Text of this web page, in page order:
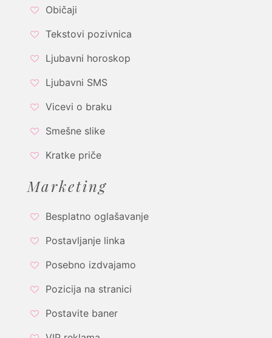
Običaji
Tekstovi pozivnica
Ljubavni horoskop
Ljubavni SMS
Vicevi o braku
Smešne slike
Kratke priče
Marketing
Besplatno oglašavanje
Postavljanje linka
Posebno izdvajamo
Pozicija na stranici
Postavite baner